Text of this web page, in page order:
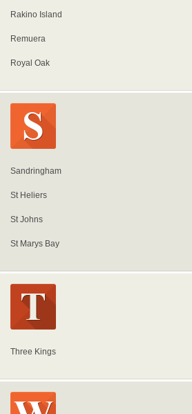
Rakino Island
Remuera
Royal Oak
Sandringham
St Heliers
St Johns
St Marys Bay
Three Kings